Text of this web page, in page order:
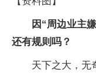
因“周边业主
还有规则吗？
天下之大，无